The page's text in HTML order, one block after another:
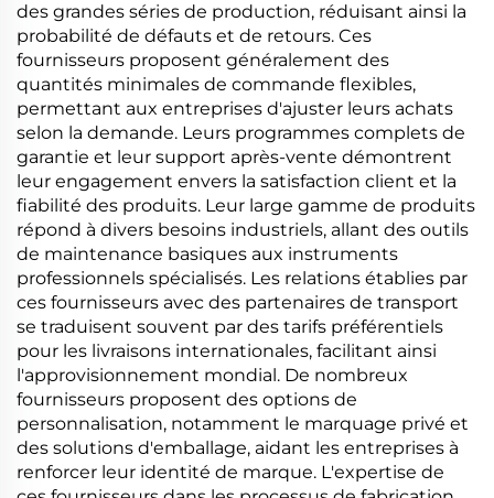
des grandes séries de production, réduisant ainsi la
probabilité de défauts et de retours. Ces
fournisseurs proposent généralement des
quantités minimales de commande flexibles,
permettant aux entreprises d'ajuster leurs achats
selon la demande. Leurs programmes complets de
garantie et leur support après-vente démontrent
leur engagement envers la satisfaction client et la
fiabilité des produits. Leur large gamme de produits
répond à divers besoins industriels, allant des outils
de maintenance basiques aux instruments
professionnels spécialisés. Les relations établies par
ces fournisseurs avec des partenaires de transport
se traduisent souvent par des tarifs préférentiels
pour les livraisons internationales, facilitant ainsi
l'approvisionnement mondial. De nombreux
fournisseurs proposent des options de
personnalisation, notamment le marquage privé et
des solutions d'emballage, aidant les entreprises à
renforcer leur identité de marque. L'expertise de